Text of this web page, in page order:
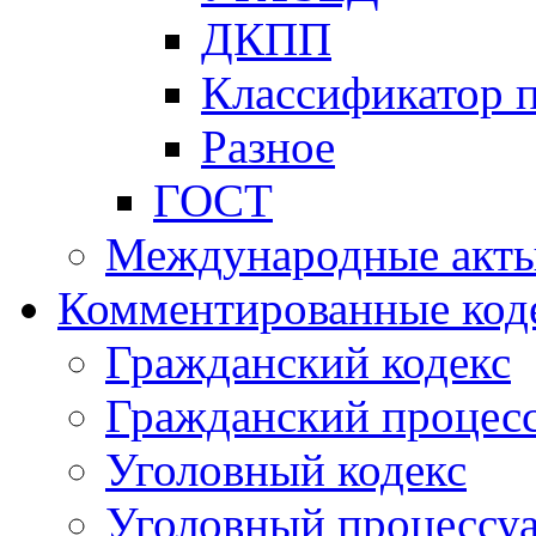
ДКПП
Классификатор
Разное
ГОСТ
Международные
Комментированные
Гражданский кодекс
Гражданский
Уголовный кодекс
Уголовный